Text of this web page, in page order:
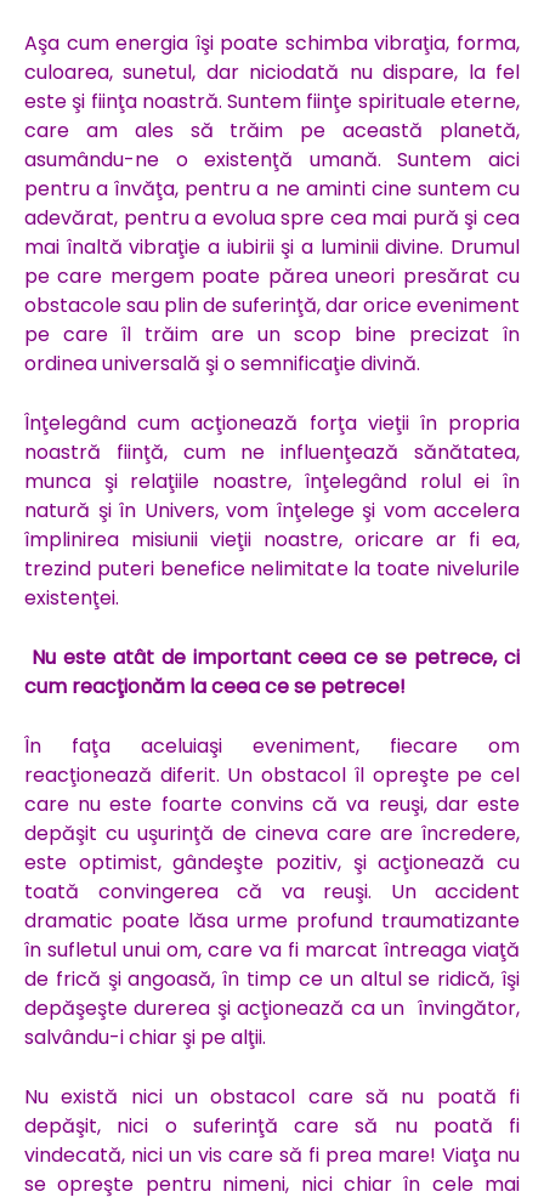
Aşa cum energia îşi poate schimba vibraţia, forma,
culoarea, sunetul, dar niciodată nu dispare, la fel
este şi fiinţa noastră. Suntem fiinţe spirituale eterne,
care am ales să trăim pe această planetă,
asumându-ne o existenţă umană. Suntem aici
pentru a învăţa, pentru a ne aminti cine suntem cu
adevărat, pentru a evolua spre cea mai pură şi cea
mai înaltă vibraţie a iubirii şi a luminii divine. Drumul
pe care mergem poate părea uneori presărat cu
obstacole sau plin de suferinţă, dar orice eveniment
pe care îl trăim are un scop bine precizat în
ordinea universală şi o semnificaţie divină.
Înţelegând cum acţionează forţa vieţii în propria
noastră fiinţă, cum ne influenţează sănătatea,
munca şi relaţiile noastre, înţelegând rolul ei în
natură şi în Univers, vom înţelege şi vom accelera
împlinirea misiunii vieţii noastre, oricare ar fi ea,
trezind puteri benefice nelimitate la toate nivelurile
existenţei.
Nu este atât de important ceea ce se petrece, ci
cum reacţionăm la ceea ce se petrece!
În faţa aceluiaşi eveniment, fiecare om
reacţionează diferit. Un obstacol îl opreşte pe cel
care nu este foarte convins că va reuşi, dar este
depăşit cu uşurinţă de cineva care are încredere,
este optimist, gândeşte pozitiv, şi acţionează cu
toată convingerea că va reuşi. Un accident
dramatic poate lăsa urme profund traumatizante
în sufletul unui om, care va fi marcat întreaga viaţă
de frică şi angoasă, în timp ce un altul se ridică, îşi
depăşeşte durerea şi acţionează ca un învingător,
salvându-i chiar şi pe alţii.
Nu există nici un obstacol care să nu poată fi
depăşit, nici o suferinţă care să nu poată fi
vindecată, nici un vis care să fi prea mare! Viaţa nu
se opreşte pentru nimeni, nici chiar în cele mai